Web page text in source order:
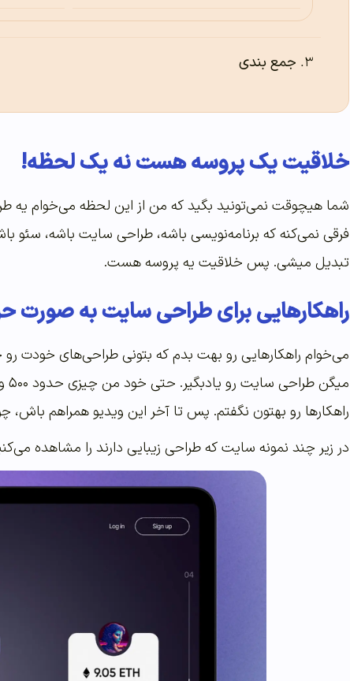
جمع بندی
خلاقیت یک پروسه هست نه یک لحظه!
شما هیچوقت نمی‌تونید بگید که من از این لحظه می‌خوام یه
فرقی نمی‌کنه که برنامه‌نویسی باشه، طراحی سایت باشه،
تبدیل میشی. پس خلاقیت یه پروسه هست.
راهکارهایی برای طراحی سایت به صورت
می‌خوام راهکارهایی رو بهت بدم که بتونی طراحی‌های خودت
راهکارها رو بهتون نگفتم. پس تا آخر این ویدیو همراهم باش، چون
در زیر چند نمونه سایت که طراحی زیبایی دارند را مشاهده